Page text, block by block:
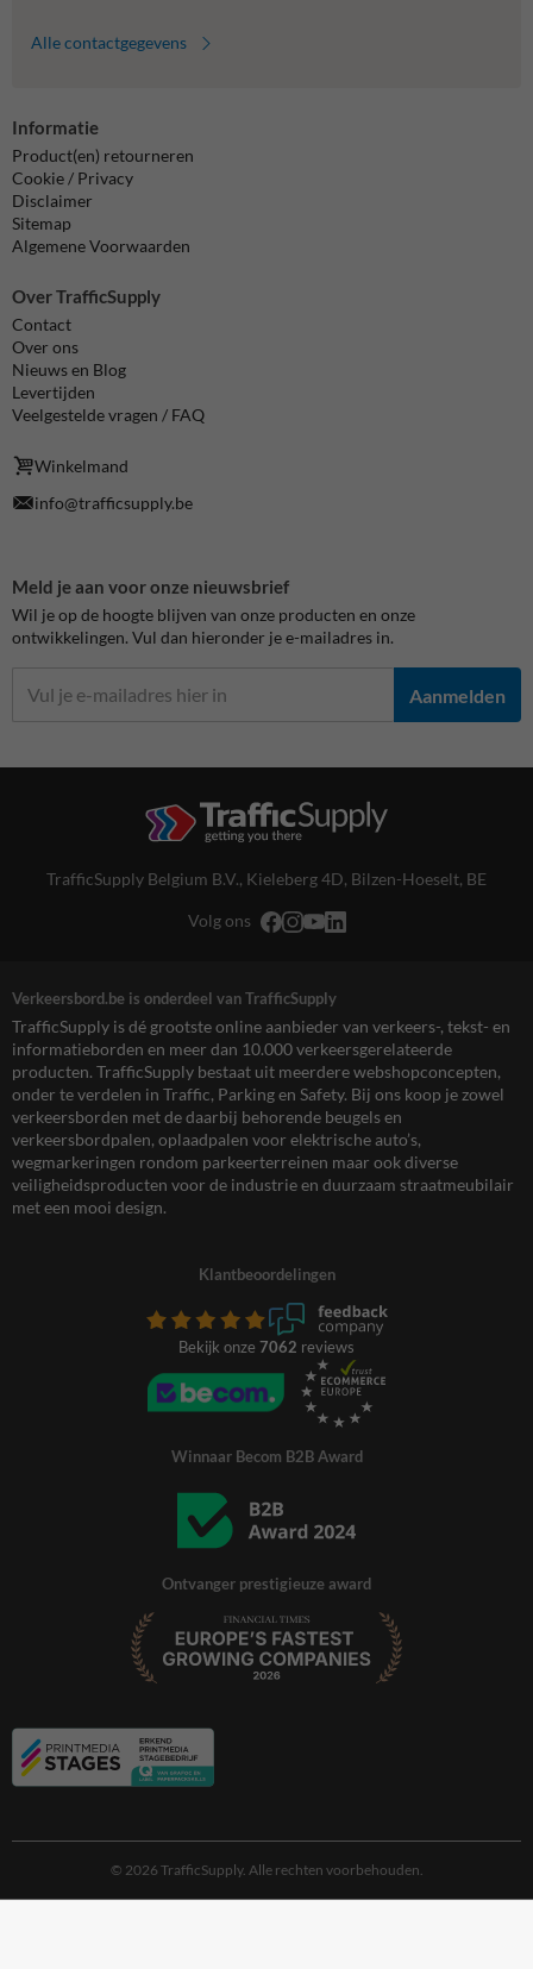
Alle contactgegevens
Informatie
Product(en) retourneren
Cookie / Privacy
Disclaimer
Sitemap
Algemene Voorwaarden
Over TrafficSupply
Contact
Over ons
Nieuws en Blog
Levertijden
Veelgestelde vragen / FAQ
Winkelmand
info@trafficsupply.be
Meld je aan voor onze nieuwsbrief
Wil je op de hoogte blijven van onze producten en onze
ontwikkelingen. Vul dan hieronder je e-mailadres in.
Aanmelden
TrafficSupply Belgium B.V., Kieleberg 4D, Bilzen-Hoeselt, BE
Volg ons
Verkeersbord.be is onderdeel van TrafficSupply
TrafficSupply is dé grootste online aanbieder van verkeers-, tekst- en
informatieborden en meer dan 10.000 verkeersgerelateerde
producten. TrafficSupply bestaat uit meerdere webshopconcepten,
onder te verdelen in Traffic, Parking en Safety. Bij ons koop je zowel
verkeersborden met de daarbij behorende beugels en
verkeersbordpalen, oplaadpalen voor elektrische auto’s,
wegmarkeringen rondom parkeerterreinen maar ook diverse
veiligheidsproducten voor de industrie en duurzaam straatmeubilair
met een mooi design.
Klantbeoordelingen
Bekijk onze 7062 reviews
Winnaar Becom B2B Award
Ontvanger prestigieuze award
© 2026 TrafficSupply. Alle rechten voorbehouden.